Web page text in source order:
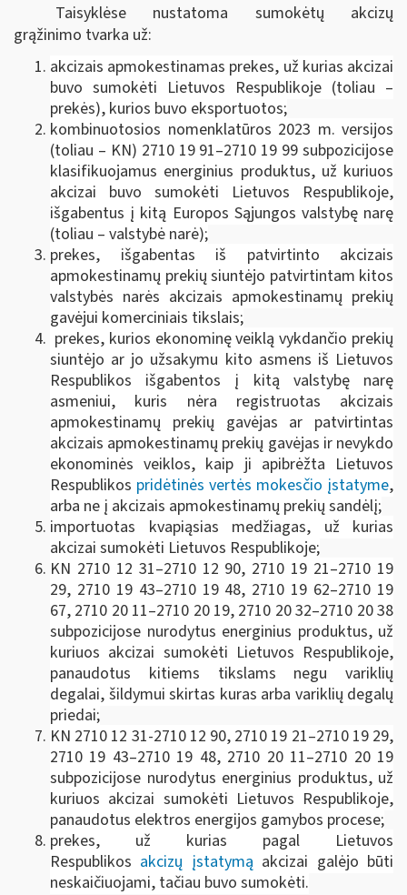
Taisyklėse nustatoma sumokėtų akcizų
grąžinimo tvarka už:
akcizais apmokestinamas prekes, už kurias akcizai
buvo sumokėti Lietuvos Respublikoje (toliau –
prekės), kurios buvo eksportuotos;
kombinuotosios nomenklatūros 2023 m. versijos
(toliau – KN) 2710 19 91‒2710 19 99 subpozicijose
klasifikuojamus energinius produktus, už kuriuos
akcizai buvo sumokėti Lietuvos Respublikoje,
išgabentus į kitą Europos Sąjungos valstybę narę
(toliau – valstybė narė);
prekes, išgabentas iš patvirtinto akcizais
apmokestinamų prekių siuntėjo patvirtintam kitos
valstybės narės akcizais apmokestinamų prekių
gavėjui komerciniais tikslais;
prekes, kurios ekonominę veiklą vykdančio prekių
siuntėjo ar jo užsakymu kito asmens iš Lietuvos
Respublikos išgabentos į kitą valstybę narę
asmeniui, kuris nėra registruotas akcizais
apmokestinamų prekių gavėjas ar patvirtintas
akcizais apmokestinamų prekių gavėjas ir nevykdo
ekonominės veiklos, kaip ji apibrėžta Lietuvos
Respublikos pridėtinės vertės mokesčio įstatyme,
arba ne į akcizais apmokestinamų prekių sandėlį;
importuotas kvapiąsias medžiagas, už kurias
akcizai sumokėti Lietuvos Respublikoje;
KN 2710 12 31–2710 12 90, 2710 19 21–2710 19
29, 2710 19 43–2710 19 48, 2710 19 62–2710 19
67, 2710 20 11–2710 20 19, 2710 20 32–2710 20 38
subpozicijose nurodytus energinius produktus, už
kuriuos akcizai sumokėti Lietuvos Respublikoje,
panaudotus kitiems tikslams negu variklių
degalai, šildymui skirtas kuras arba variklių degalų
priedai;
KN 2710 12 31-2710 12 90, 2710 19 21–2710 19 29,
2710 19 43–2710 19 48, 2710 20 11–2710 20 19
subpozicijose nurodytus energinius produktus, už
kuriuos akcizai sumokėti Lietuvos Respublikoje,
panaudotus elektros energijos gamybos procese;
prekes, už kurias pagal Lietuvos
Respublikos akcizų įstatymą akcizai galėjo būti
neskaičiuojami, tačiau buvo sumokėti.